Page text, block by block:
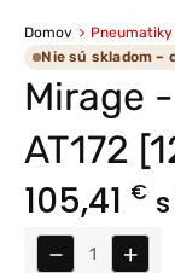
Domov
Pneumatiky
Nie sú skladom –
Mirage
AT172
105,41 €
− +